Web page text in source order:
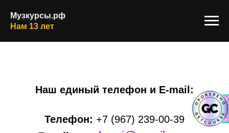
Музкурсы.рф
Нам 13 лет
Наш единый телефон и E-mail:
Телефон: +7 (967) 239-00-39